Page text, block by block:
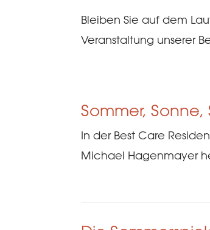
Bleiben Sie auf dem
Veranstaltung unserer
Sommer, Sonne,
In der Best Care
Michael Hagenmayer